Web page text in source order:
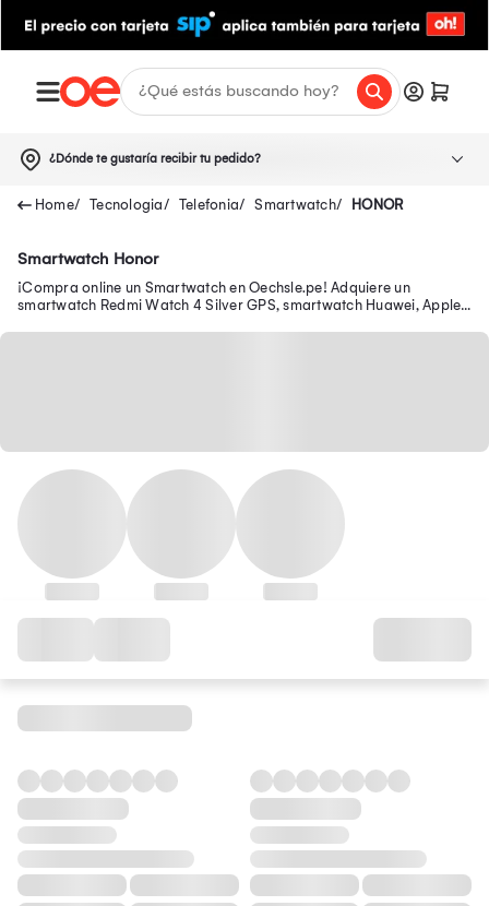
¿Dónde te gustaría recibir tu pedido?
Tecnologia Telefonia Smartwatch HONOR
Smartwatch Honor
¡Compra online un Smartwatch en Oechsle.pe! Adquiere un
smartwatch Redmi Watch 4 Silver GPS, smartwatch Huawei, Apple